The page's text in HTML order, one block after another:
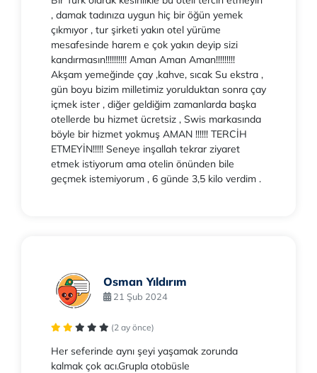
, damak tadınıza uygun hiç bir öğün yemek
çıkmıyor , tur şirketi yakın otel yürüme
mesafesinde harem e çok yakın deyip sizi
kandırmasın!!!!!!!!!! Aman Aman Aman!!!!!!!!!
Akşam yemeğinde çay ,kahve, sıcak Su ekstra ,
gün boyu bizim milletimiz yorulduktan sonra çay
içmek ister , diğer geldiğim zamanlarda başka
otellerde bu hizmet ücretsiz , Swis markasında
böyle bir hizmet yokmuş AMAN !!!!!! TERCİH
ETMEYİN!!!!! Seneye inşallah tekrar ziyaret
etmek istiyorum ama otelin önünden bile
geçmek istemiyorum , 6 günde 3,5 kilo verdim .
Osman Yıldırım
21 Şub 2024
(2 ay önce)
Her seferinde aynı şeyi yaşamak zorunda
kalmak çok acı.Grupla otobüsle